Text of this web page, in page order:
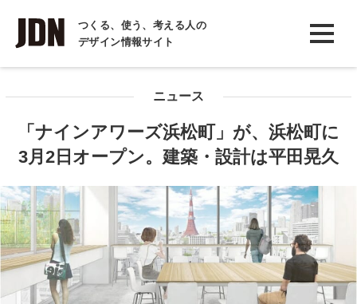
つくる、使う、考える人の
デザイン情報サイト
INTERVIEW
インタビュー
COLUMN
ニュース
「ナインアワーズ浜松町」が、浜松町に
3月2日オープン。建築・設計は平田晃久